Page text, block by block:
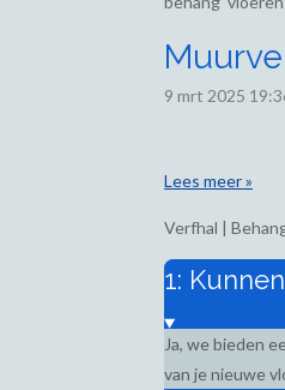
9 mrt 2025
Lees meer »
Verfhal |
1:
Ja, we bieden
van je nieuwe